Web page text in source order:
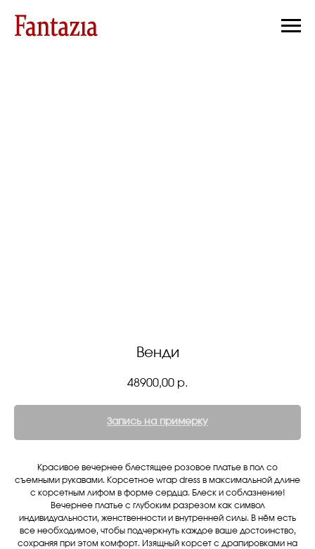
Венди
48900,00 р.
Запись на примерку
Красивое вечернее блестящее розовое платье в пол со
съемными рукавами. Корсетное wrap dress в максимальной длине
с корсетным лифом в форме сердца. Блеск и соблазнение!
Вечернее платье с глубоким разрезом как символ
индивидуальности, женственности и внутренней силы. В нём есть
все необходимое, чтобы подчеркнуть каждое ваше достоинство,
сохраняя при этом комфорт. Изящный корсет с драпировками на